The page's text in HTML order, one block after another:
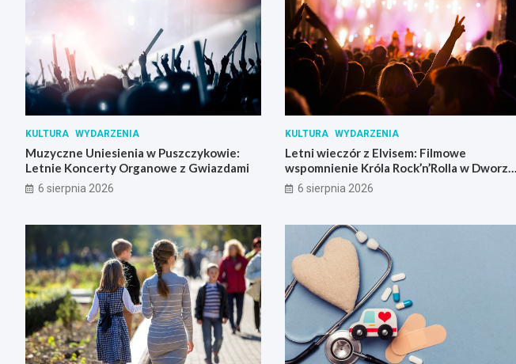
KULTURA WYDARZENIA
Muzyczne Uniesienia w Puszczykowie:
Letnie Koncerty Organowe z Gwiazdami
6 sierpnia 2026
KULTURA WYDARZENIA
Letni wieczór z Elvisem: Filmowe
wspomnienie Króla Rock’n’Rolla w Dworze
Skrzynki
6 sierpnia 2026